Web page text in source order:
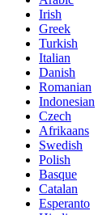
Irish
Greek
Turkish
Italian
Danish
Romanian
Indonesian
Czech
Afrikaans
Swedish
Polish
Basque
Catalan
Esperanto